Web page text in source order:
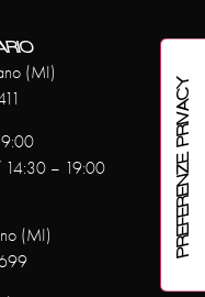
(MI)
– 19:00
(MI)